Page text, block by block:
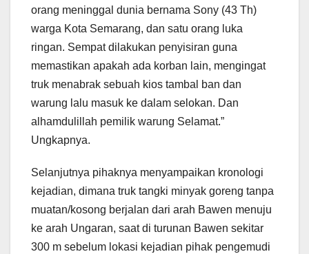
orang meninggal dunia bernama Sony (43 Th)
warga Kota Semarang, dan satu orang luka
ringan. Sempat dilakukan penyisiran guna
memastikan apakah ada korban lain, mengingat
truk menabrak sebuah kios tambal ban dan
warung lalu masuk ke dalam selokan. Dan
alhamdulillah pemilik warung Selamat.”
Ungkapnya.
Selanjutnya pihaknya menyampaikan kronologi
kejadian, dimana truk tangki minyak goreng tanpa
muatan/kosong berjalan dari arah Bawen menuju
ke arah Ungaran, saat di turunan Bawen sekitar
300 m sebelum lokasi kejadian pihak pengemudi